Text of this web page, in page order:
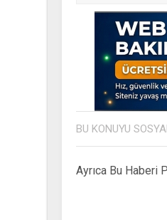
BU KONUYU
Ayrıca Bu Haberi